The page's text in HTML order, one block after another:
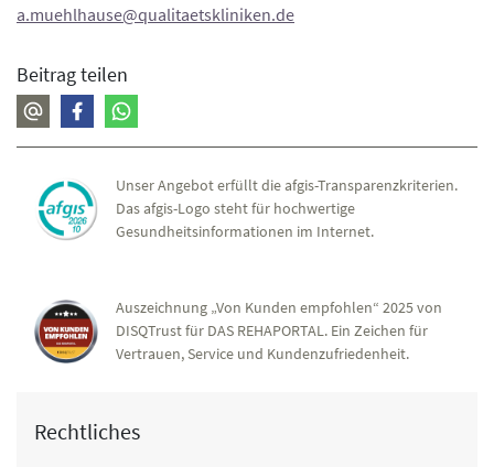
a.muehlhause@qualitaetskliniken.de
Beitrag teilen
Unser Angebot erfüllt die afgis-Transparenzkriterien.
Das afgis-Logo steht für hochwertige
Gesundheitsinformationen im Internet.
Auszeichnung „Von Kunden empfohlen“ 2025 von
DISQTrust für DAS REHAPORTAL. Ein Zeichen für
Vertrauen, Service und Kundenzufriedenheit.
Rechtliches